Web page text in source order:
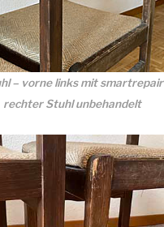
– vorne links mit smartrepair
rechter Stuhl unbehandelt